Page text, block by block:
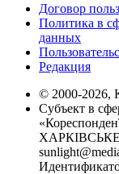
Договор
Политика в
данных
Редакция
© 2000-2026,
Субъект в
ХАРКІВСЬКЕ